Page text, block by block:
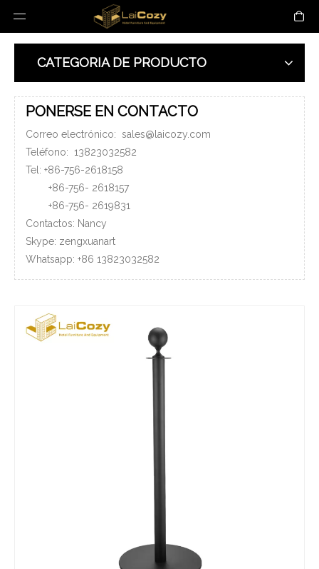
CATEGORIA DE PRODUCTO
PONERSE EN CONTACTO
Correo electrónico: sales@laicozy.com
Teléfono: 13823032582
Tel: +86-756-2618158
+86-756- 2618157
+86-756- 2619831
Contactos: Nancy
Skype: zengxuanart
Whatsapp: +86 13823032582